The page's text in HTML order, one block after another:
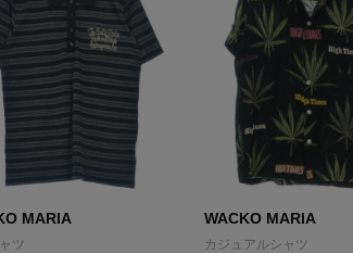
MARIA
ツ
WACKO MARIA
カジュアルシャツ